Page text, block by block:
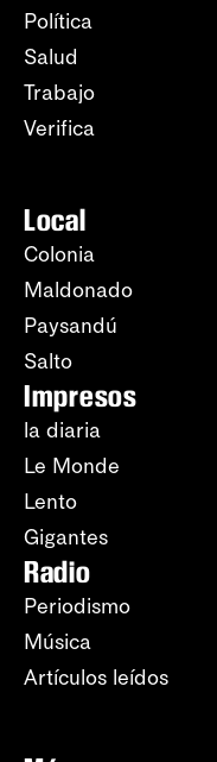
Política
Salud
Trabajo
Verifica
Local
Colonia
Maldonado
Paysandú
Salto
Impresos
la diaria
Le Monde
Lento
Gigantes
Radio
Periodismo
Música
Artículos leídos